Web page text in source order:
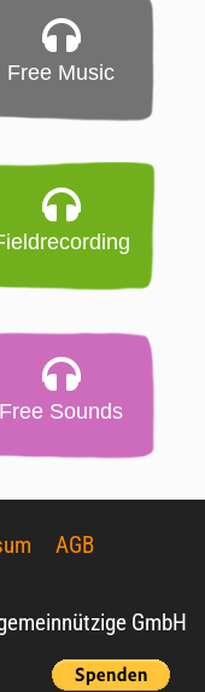
Free Music
Free Sounds
AGB
GmbH